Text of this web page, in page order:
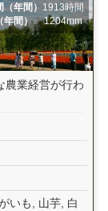
年間） 1913時間
年間）
1204mm
農業経営が行わ
いも, 山芋, 白